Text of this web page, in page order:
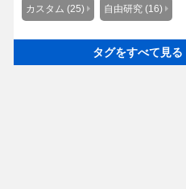
カスタム (25) 自由研究 (16)
タグをすべて見る